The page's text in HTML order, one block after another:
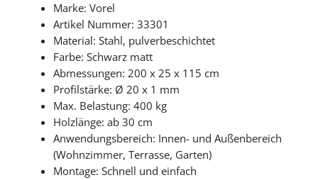
Marke: Vorel
Artikel Nummer: 33301
Material: Stahl, pulverbeschichtet
Farbe: Schwarz matt
Abmessungen: 200 x 25 x 115 cm
Profilstärke: Ø 20 x 1 mm
Max. Belastung: 400 kg
Holzlänge: ab 30 cm
Anwendungsbereich: Innen- und Außenbereich
(Wohnzimmer, Terrasse, Garten)
Montage: Schnell und einfach